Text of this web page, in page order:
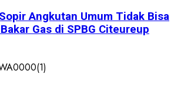
Angkutan Umum Tidak Bisa
Gas di SPBG Citeureup